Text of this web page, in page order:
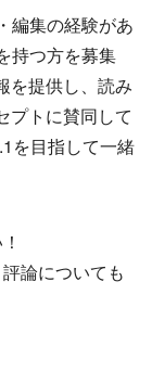
編集の経験があ
持つ方を募集
を提供し、読み
プトに賛同して
を目指して一緒
論についても